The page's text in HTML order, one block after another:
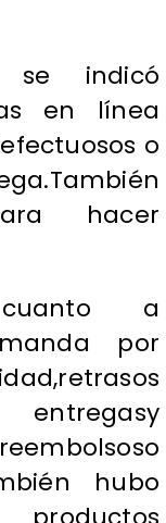
indicó
en línea
o
hacer
a
por
hubo